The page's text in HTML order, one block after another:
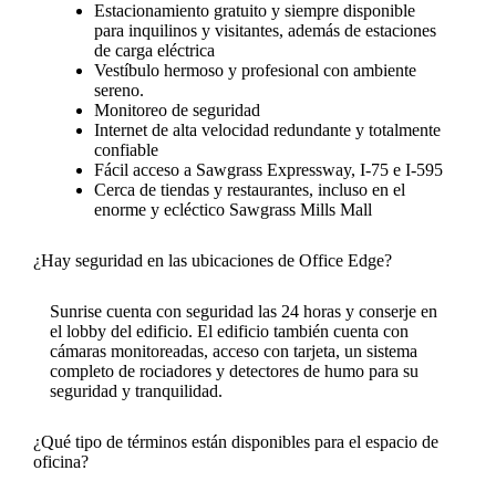
Estacionamiento gratuito y siempre disponible
para inquilinos y visitantes, además de estaciones
de carga eléctrica
Vestíbulo hermoso y profesional con ambiente
sereno.
Monitoreo de seguridad
Internet de alta velocidad redundante y totalmente
confiable
Fácil acceso a Sawgrass Expressway, I-75 e I-595
Cerca de tiendas y restaurantes, incluso en el
enorme y ecléctico Sawgrass Mills Mall
¿Hay seguridad en las ubicaciones de Office Edge?
Sunrise cuenta con seguridad las 24 horas y conserje en
el lobby del edificio. El edificio también cuenta con
cámaras monitoreadas, acceso con tarjeta, un sistema
completo de rociadores y detectores de humo para su
seguridad y tranquilidad.
¿Qué tipo de términos están disponibles para el espacio de
oficina?